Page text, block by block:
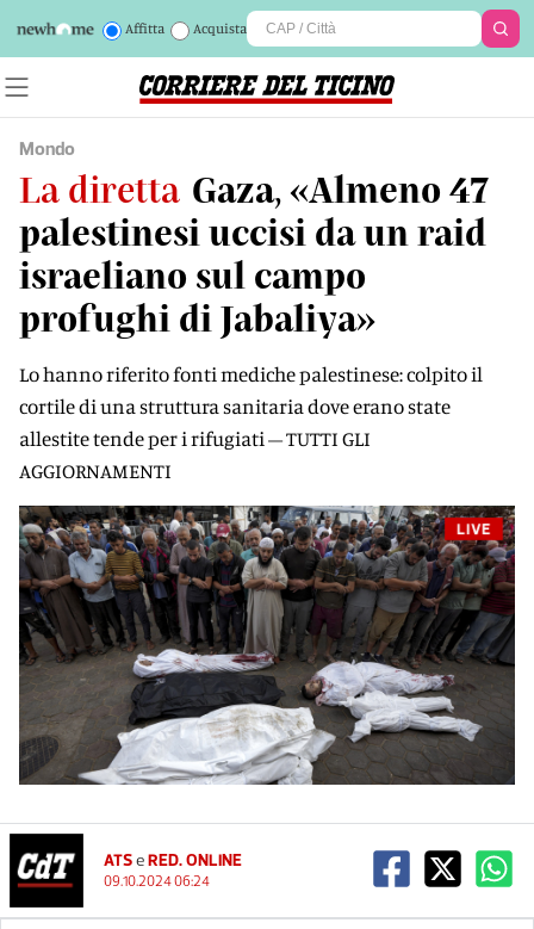
Affitta Acquista
Mondo
La diretta Gaza, «Almeno 47
palestinesi uccisi da un raid
israeliano sul campo
profughi di Jabaliya»
Lo hanno riferito fonti mediche palestinese: colpito il
cortile di una struttura sanitaria dove erano state
allestite tende per i rifugiati – TUTTI GLI
AGGIORNAMENTI
LIVE
ATSeRED. ONLINE
09.10.2024 06:24